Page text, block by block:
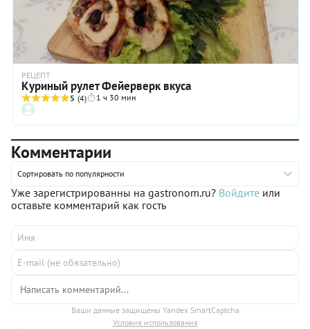
РЕЦЕПТ
Куриный рулет Фейерверк вкуса
5 (4) 1 ч 30 мин
Комментарии
Сортировать по популярности
Уже зарегистрированны на gastronom.ru? Войдите или
оставьте комментарий как гость
Ваши данные защищены Yandex SmartCaptcha
Условия использования